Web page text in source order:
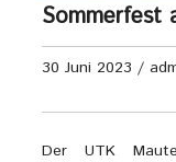
Sommerfest
30 Juni 2023 /
Der UTK